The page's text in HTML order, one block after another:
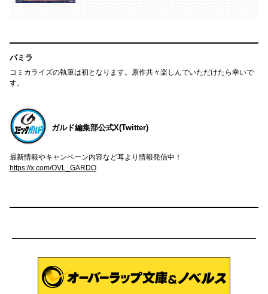
パミラ
コミカライズの執筆は初となります。原作共々楽しんでいただけたら幸いで
す。
ガルド編集部公式X(Twitter)
最新情報やキャンペーン内容など耳より情報発信中！
https://x.com/OVL_GARDO